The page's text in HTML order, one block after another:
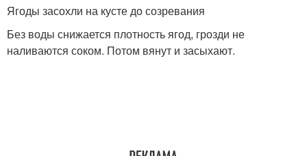
Ягоды засохли на кусте до созревания
Без воды снижается плотность ягод, грозди не
наливаются соком. Потом вянут и засыхают.